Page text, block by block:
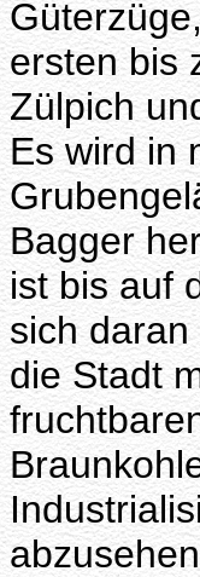
ersten bis
Zülpich
Es wird in
Bagger
ist bis auf
sich
die Stadt